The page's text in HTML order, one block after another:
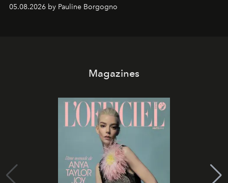
05.08.2026 by Pauline Borgogno
Magazines